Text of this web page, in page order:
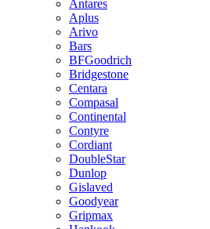
Antares
Aplus
Arivo
Bars
BFGoodrich
Bridgestone
Centara
Compasal
Continental
Contyre
Cordiant
DoubleStar
Dunlop
Gislaved
Goodyear
Gripmax